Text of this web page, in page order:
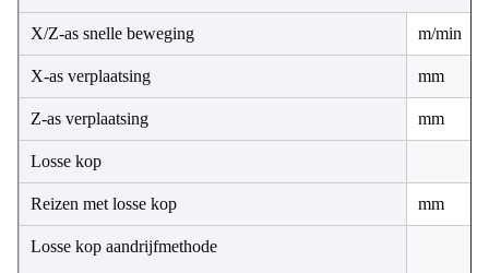
X/Z-as snelle beweging m/min
X-as verplaatsing mm
Z-as verplaatsing mm
Losse kop
Reizen met losse kop mm
Losse kop aandrijfmethode